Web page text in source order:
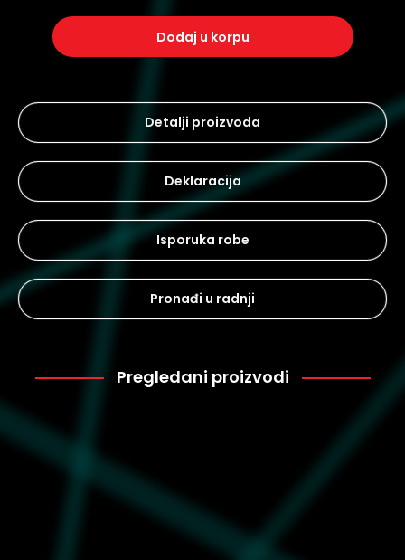
dodaj u korpu
Detalji proizvoda
Deklaracija
Isporuka robe
Pronađi u radnji
Pregledani proizvodi